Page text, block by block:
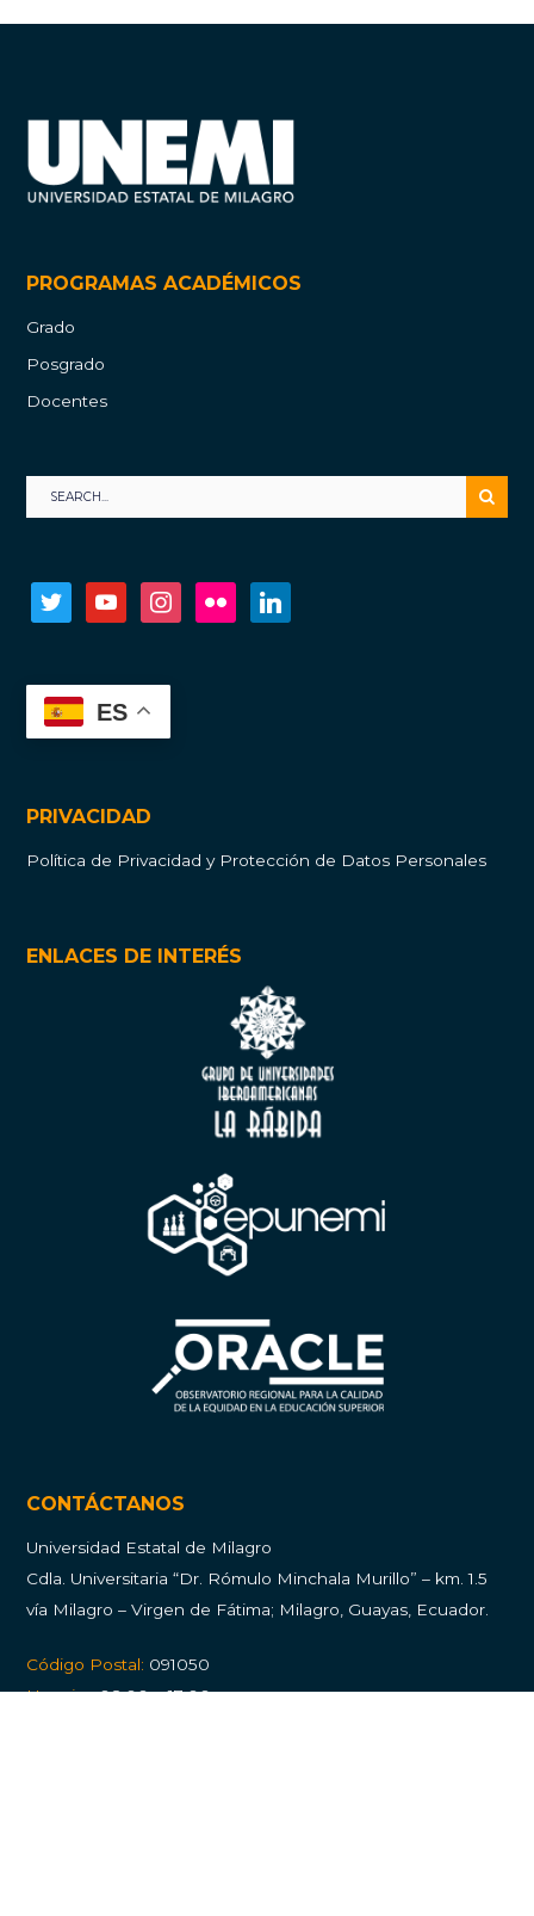
PROGRAMAS ACADÉMICOS
Grado
Posgrado
Docentes
twitter youtube instagramflickr
ES
PRIVACIDAD
Política de Privacidad y Protección de Datos Personales
ENLACES DE INTERÉS
CONTÁCTANOS
Universidad Estatal de Milagro
Cdla. Universitaria “Dr. Rómulo Minchala Murillo” – km. 1.5
vía Milagro – Virgen de Fátima; Milagro, Guayas, Ecuador.
Código Postal: 091050
Horario:08:00 a 17:00